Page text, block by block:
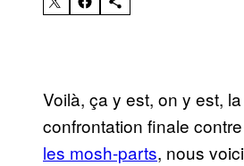
Voilà, ça y est, on y est,
confrontation finale
les mosh-parts, nous